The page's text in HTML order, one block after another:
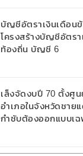
บัญชีอัตราเงินเดือน
โครงสร้างบัญชีอัตร
ท้องถิ่น บัญชี 6
เล็งจัดงบปี 70 ตั้งศู
อำเภอในจังหวัดชาย
กำชับต้องออกแบบเ